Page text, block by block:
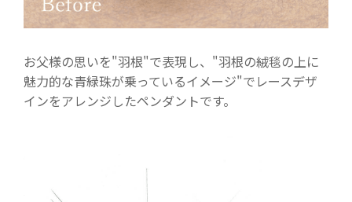
お父様の思いを"羽根"で表現し、"羽根の絨毯の上に
魅力的な青緑珠が乗っているイメージ"でレースデザ
インをアレンジしたペンダントです。